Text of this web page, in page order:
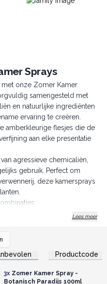
Sprays
onze Zomer Kamer
samengesteld met
en natuurlijke ingrediënten
ervaring te creëren.
amberkleurige flesjes die de
aan elke presentatie
agressieve chemicaliën,
gebruik. Perfect om
deze kamersprays
mix van aardse en zoete
boeket van
en sereniteit
en zoete geur die de
dagen vastlegt.
Lees meer
Productcode
Log in of registreer u voor
groothandelsprijzen.
3xZomer Kamer Spray -
Botanisch Paradijs 100ml